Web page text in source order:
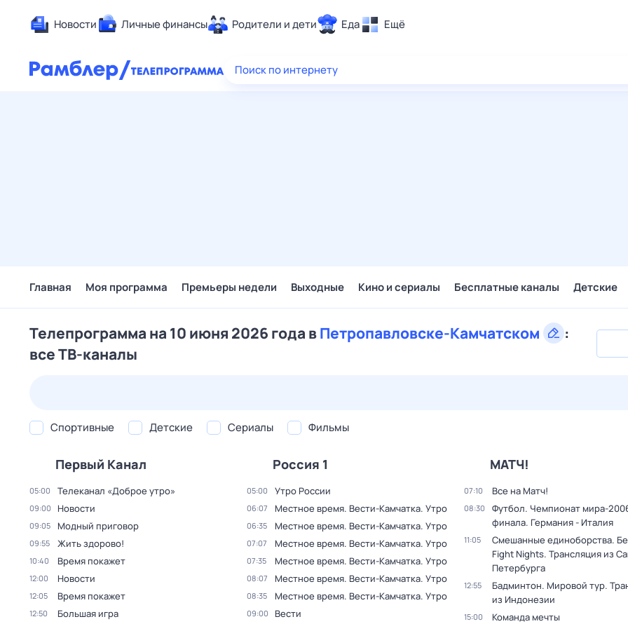
Новости Личные финансы Родители и дети Еда Ещё
Здоровье
Поиск по интернету
Главная Моя программа Премьеры недели Выходные Кино и сериалы Бесплатные каналы Детские
Телепрограмма на 10 июня 2026 года вПетропавловске-Камчатском
:
все ТВ-каналы
Спортивные Детские Сериалы Фильмы
Первый Канал
05:00 Телеканал «Доброе утро»
09:00 Новости
09:05 Модный приговор
09:55 Жить здорово!
10:40 Время покажет
12:00 Новости
12:05 Время покажет
12:50 Большая игра
Россия 1
05:00 Утро России
06:07 Местное время. Вести-Камчатка. Утро
06:35 Местное время. Вести-Камчатка. Утро
07:07 Местное время. Вести-Камчатка. Утро
07:35 Местное время. Вести-Камчатка. Утро
08:07 Местное время. Вести-Камчатка. Утро
08:35 Местное время. Вести-Камчатка. Утро
09:00 Вести
МАТЧ!
07:10 Все на Матч!
08:30
Футбол. Чемпионат мира-
финала. Германия - Италия
11:05
Смешанные единоборства.
Fight Nights. Трансляция из
Петербурга
12:55
Бадминтон. Мировой тур.
из Индонезии
15:00 Команда мечты